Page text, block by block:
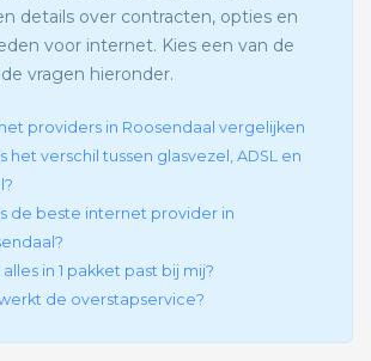
details over contracten, opties en
voor internet. Kies een van de
vragen hieronder.
providers in Roosendaal vergelijken
het verschil tussen glasvezel, ADSL en
de beste internet provider in
in 1 pakket past bij mij?
de overstapservice?